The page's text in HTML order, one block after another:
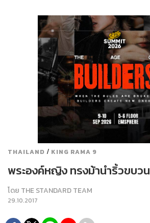
THAILAND / KING RAMA 9
พระองค์หญิง ทรงม้านำริ้วขบวน
โดย THE STANDARD TEAM
29.10.2017